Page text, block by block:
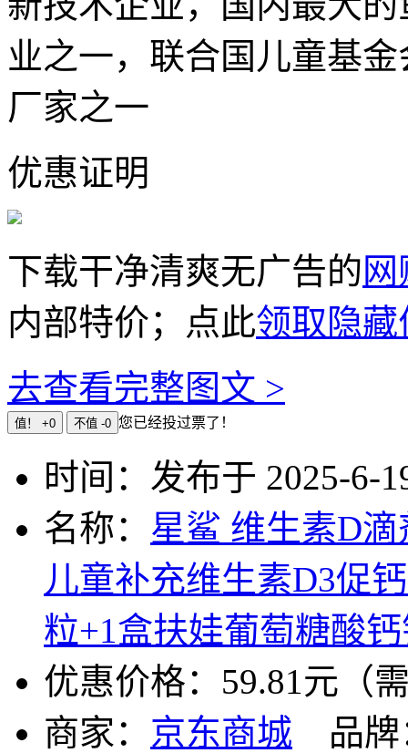
业之一，联合国儿童基
厂家之一
优惠证明
下载干净清爽无广告的
内部特价；点此领取隐藏
去查看完整图文 >
值！ +0 不值 -0 您已经投过票了！
时间：发布于 2025-6-
名称： 星鲨 维生素D
儿童补充维生素D3促
粒+1盒扶娃葡萄糖酸
优惠价格： 59.81元（
商家： 京东商城 品牌